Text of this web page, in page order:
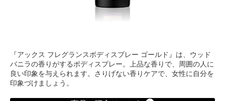
『アックス フレグランスボディスプレー ゴールド』は、ウッド
バニラの香りがするボディスプレー。上品な香りで、周囲の人に
良い印象を与えられます。さりげない香りケアで、女性に自分を
印象づけましょう。